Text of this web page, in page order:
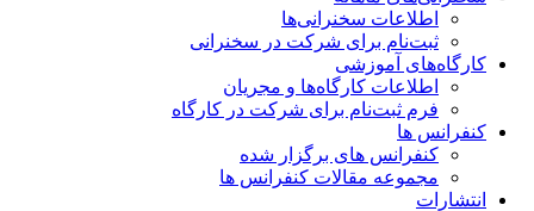
اطلاعات سخنرانی‌‌ها
ثبت‌نام برای شرکت در سخنرانی
کارگاه‌های آموزشی
اطلاعات کارگاه‌ها و مجریان
فرم ثبت‌نام برای شرکت در کارگاه
کنفرانس ها
کنفرانس های برگزار شده
مجموعه مقالات کنفرانس ها
انتشارات